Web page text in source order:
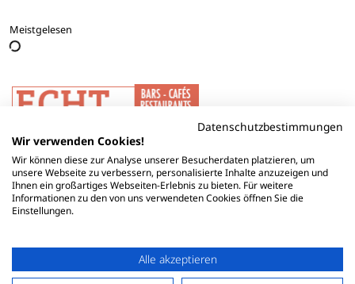
Meistgelesen
Datenschutzbestimmungen
Wir verwenden Cookies!
Wir können diese zur Analyse unserer Besucherdaten platzieren, um
unsere Webseite zu verbessern, personalisierte Inhalte anzuzeigen und
Ihnen ein großartiges Webseiten-Erlebnis zu bieten. Für weitere
Informationen zu den von uns verwendeten Cookies öffnen Sie die
Einstellungen.
Alle akzeptieren